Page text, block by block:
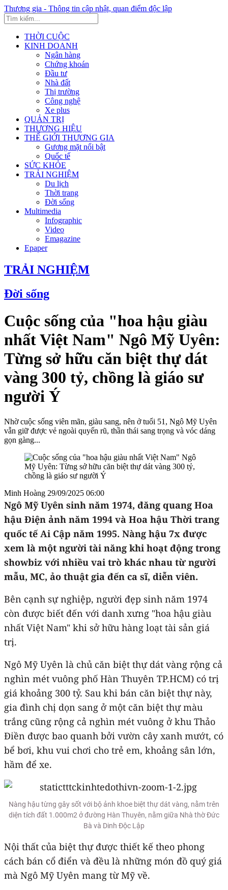
Thương gia - Thông tin cập nhật, quan điểm độc lập
THỜI CUỘC
KINH DOANH
Ngân hàng
Chứng khoán
Đầu tư
Nhà đất
Thị trường
Công nghệ
Xe plus
QUẢN TRỊ
THƯƠNG HIỆU
THẾ GIỚI THƯƠNG GIA
Gương mặt nổi bật
Quốc tế
SỨC KHỎE
TRẢI NGHIỆM
Du lịch
Thời trang
Đời sống
Multimedia
Infographic
Video
Emagazine
Epaper
TRẢI NGHIỆM
Đời sống
Cuộc sống của "hoa hậu giàu
nhất Việt Nam" Ngô Mỹ Uyên:
Từng sở hữu căn biệt thự dát
vàng 300 tỷ, chồng là giáo sư
người Ý
Nhờ cuộc sống viên mãn, giàu sang, nên ở tuổi 51, Ngô Mỹ Uyên
vẫn giữ được vẻ ngoài quyến rũ, thần thái sang trọng và vóc dáng
gọn gàng...
Minh Hoàng 29/09/2025 06:00
Ngô Mỹ Uyên sinh năm 1974, đăng quang Hoa
hậu Điện ảnh năm 1994 và Hoa hậu Thời trang
quốc tế Ai Cập năm 1995. Nàng hậu 7x được
xem là một người tài năng khi hoạt động trong
showbiz với nhiều vai trò khác nhau từ người
mẫu, MC, ảo thuật gia đến ca sĩ, diễn viên.
Bên cạnh sự nghiệp, người đẹp sinh năm 1974
còn được biết đến với danh xưng "hoa hậu giàu
nhất Việt Nam" khi sở hữu hàng loạt tài sản giá
trị.
Ngô Mỹ Uyên là chủ căn biệt thự dát vàng rộng cả
nghìn mét vuông phố Hàn Thuyên TP.HCM) có trị
giá khoảng 300 tỷ. Sau khi bán căn biệt thự này,
gia đình chị dọn sang ở một căn biệt thự màu
trắng cũng rộng cả nghìn mét vuông ở khu Thảo
Điền được bao quanh bởi vườn cây xanh mướt, có
bể bơi, khu vui chơi cho trẻ em, khoảng sân lớn,
hầm để xe.
Nàng hậu từng gây sốt với bộ ảnh khoe biệt thự dát vàng, nằm trên
diện tích đất 1.000m2 ở đường Hàn Thuyên, nằm giữa Nhà thờ Đức
Bà và Dinh Độc Lập
Nội thất của biệt thự được thiết kế theo phong
cách bán cổ điển và đều là những món đồ quý giá
mà Ngô Mỹ Uyên mang từ Mỹ về.